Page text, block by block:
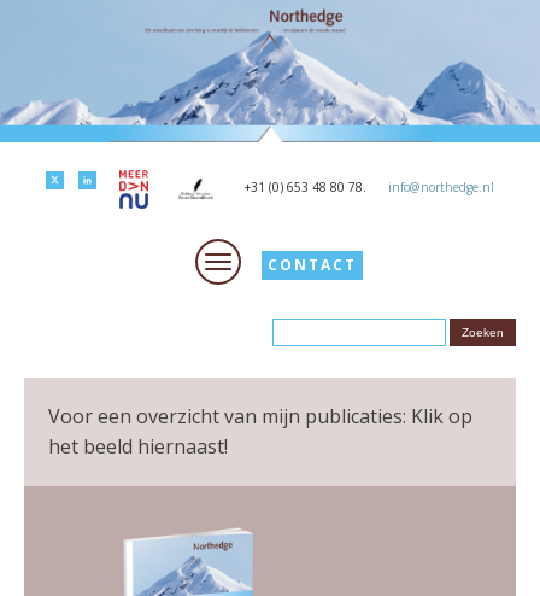
+31 (0) 653 48 80 78. info@northedge.nl
CONTACT
Voor een overzicht van mijn publicaties: Klik op
het beeld hiernaast!